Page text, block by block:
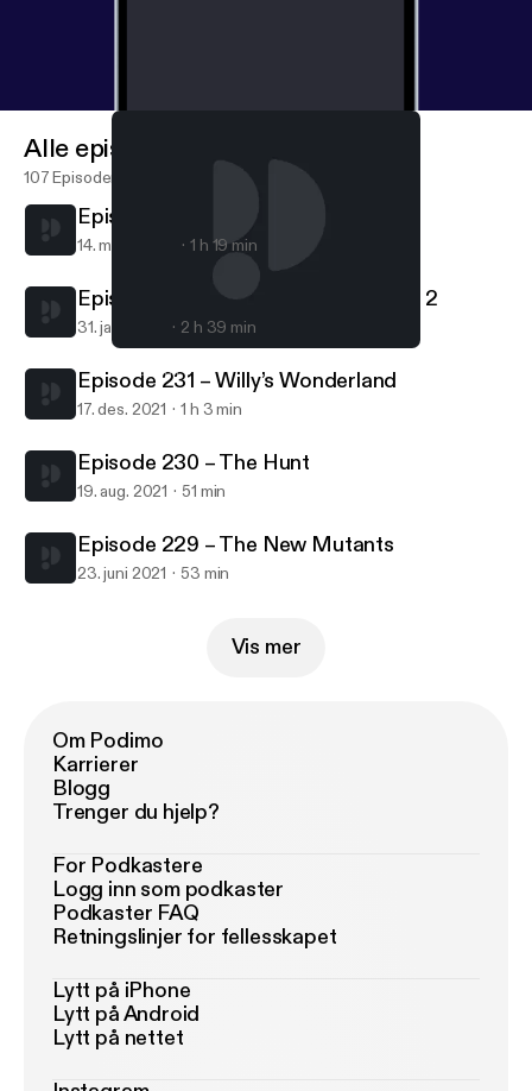
Bcast Cult
Alle episoder
107 Episoder
Episode 233 – Shang Chi
14. mars 2022 1 h 19 min
Episode 232 – First Blood/Gremlins 2
31. jan. 2022 2 h 39 min
Episode 231 – Willy’s Wonderland
17. des. 2021 1 h 3 min
Episode 230 – The Hunt
19. aug. 2021 51 min
Episode 229 – The New Mutants
23. juni 2021 53 min
Vis mer
Om Podimo
Karrierer
Blogg
Trenger du hjelp?
For Podkastere
Logg inn som podkaster
Podkaster FAQ
Retningslinjer for fellesskapet
Lytt på iPhone
Lytt på Android
Lytt på nettet